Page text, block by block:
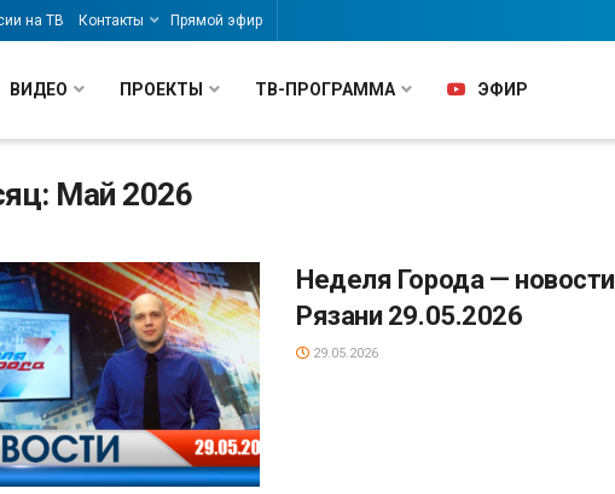
на ТВ Контакты Прямой эфир
ВИДЕО ПРОЕКТЫ ТВ-ПРОГРАММА ЭФИР
Май 2026
Неделя Города — новости
Рязани 29.05.2026
29.05.2026